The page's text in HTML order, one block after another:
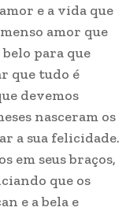
e a vida que
amor que
para que
que tudo é
devemos
nasceram os
a sua felicidade.
em seus braços,
que os
e a bela e